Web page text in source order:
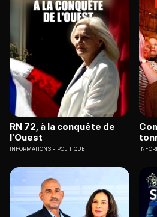
RN 72, à la conquête de
l'Ouest
INFORMATIONS POLITIQUE